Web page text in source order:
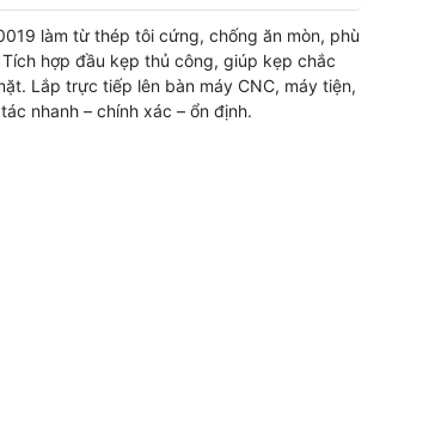
làm từ thép tôi cứng, chống ăn mòn, phù
hợp đầu kẹp thủ công, giúp kẹp chắc
Lắp trực tiếp lên bàn máy CNC, máy tiện,
nhanh – chính xác – ổn định.